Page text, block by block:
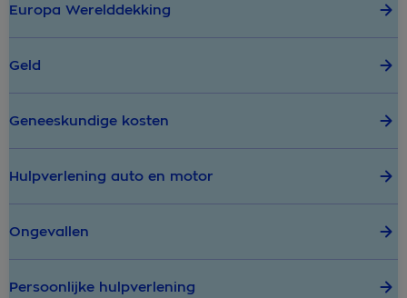
Europa Werelddekking
Geld
Geneeskundige kosten
Hulpverlening auto en motor
Ongevallen
Persoonlijke hulpverlening